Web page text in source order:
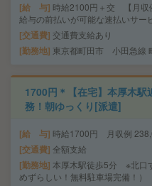
給 与 時給2100円＋交 【月
給与の前払いが可能な速払いサー
交通費 交通費支給あり
勤務地 東京都町田市 小田急線
1700円＊【在宅】本厚木
務！朝ゆっくり[派遣]
給 与 時給1700円 月収例
交通費 全額支給
勤務地 本厚木駅徒歩5分 ※北口
めずらしい！無料駐車場完備！）